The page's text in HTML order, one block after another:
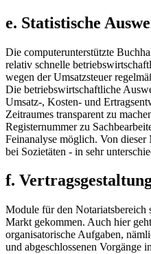
e. Statistische
Die computerunterstützte
relativ schnelle
wegen der Umsatzsteuer
Die betriebswirtschaftliche
Umsatz-, Kosten- und
Zeitraumes transparent zu
Registernummer zu
Feinanalyse möglich. Von
bei Sozietäten - in sehr
f.
Module für den Notariatsbereich
Markt gekommen. Auch hier
organisatorische Aufgaben,
und abgeschlossenen Vorgänge